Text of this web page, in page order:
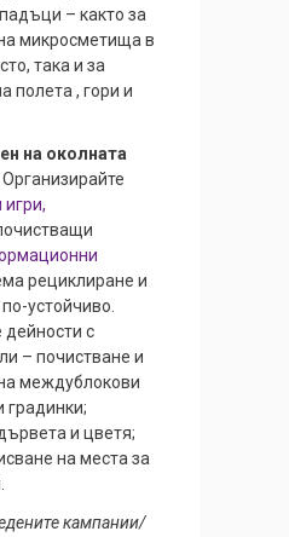
– както за
микросметища в
така и за
полета , гори и
на околната
Организирайте
рециклиране и
устойчиво.
дейности с
– почистване и
междублокови
градинки;
и цветя;
на места за
кампании/